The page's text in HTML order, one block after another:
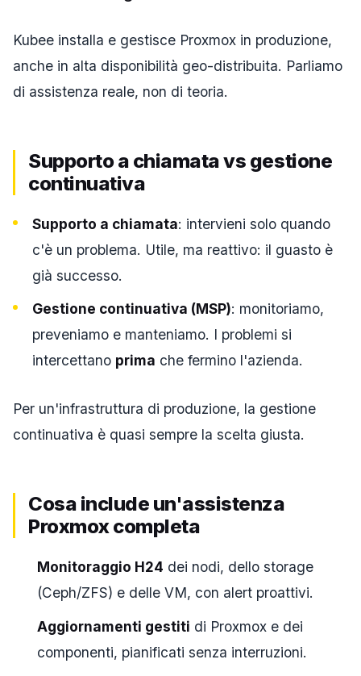
Kubee installa e gestisce Proxmox in produzione,
anche in alta disponibilità geo-distribuita. Parliamo
di assistenza reale, non di teoria.
Supporto a chiamata vs gestione
continuativa
Supporto a chiamata: intervieni solo quando
c'è un problema. Utile, ma reattivo: il guasto è
già successo.
Gestione continuativa (MSP): monitoriamo,
preveniamo e manteniamo. I problemi si
intercettano prima che fermino l'azienda.
Per un'infrastruttura di produzione, la gestione
continuativa è quasi sempre la scelta giusta.
Cosa include un'assistenza
Proxmox completa
Monitoraggio H24 dei nodi, dello storage
(Ceph/ZFS) e delle VM, con alert proattivi.
Aggiornamenti gestiti di Proxmox e dei
componenti, pianificati senza interruzioni.